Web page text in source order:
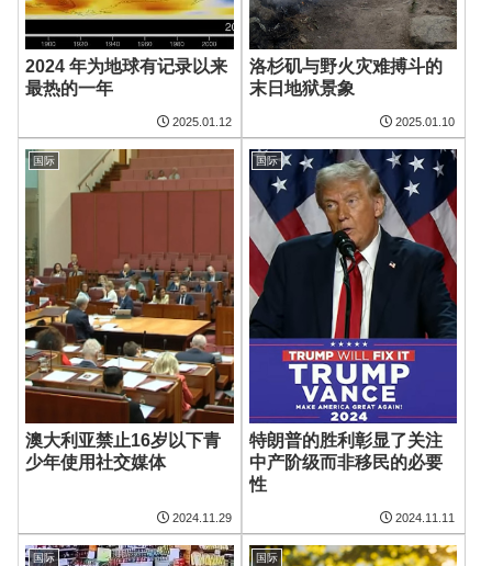
2024 年为地球有记录以来
最热的一年
2025.01.12
洛杉矶与野火灾难搏斗的
末日地狱景象
2025.01.10
国际
澳大利亚禁止16岁以下青
少年使用社交媒体
2024.11.29
国际
特朗普的胜利彰显了关注
中产阶级而非移民的必要
性
2024.11.11
国际 国际